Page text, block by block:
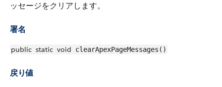
ッセージをクリアします。
署名
public static void clearApexPageMessages()
戻り値